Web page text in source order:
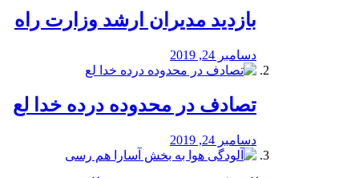
بازدید مدیران ارشد وزارت راه
دسامبر 24, 2019
تصادف در محدوده درده خدا لع
دسامبر 24, 2019